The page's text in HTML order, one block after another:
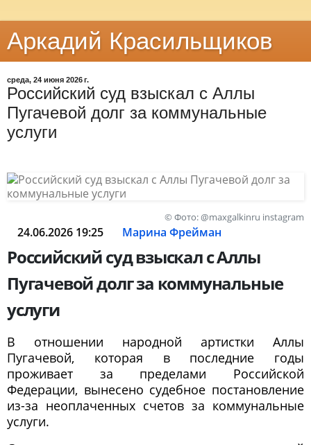
Аркадий Красильщиков
среда, 24 июня 2026 г.
Российский суд взыскал с Аллы
Пугачевой долг за коммунальные
услуги
© Фото: @maxgalkinru instagram
24.06.2026 19:25 Марина Фрейман
Российский суд взыскал с Аллы
Пугачевой долг за коммунальные
услуги
В отношении народной артистки Аллы
Пугачевой, которая в последние годы
проживает за пределами Российской
Федерации, вынесено судебное постановление
из-за неоплаченных счетов за коммунальные
услуги.